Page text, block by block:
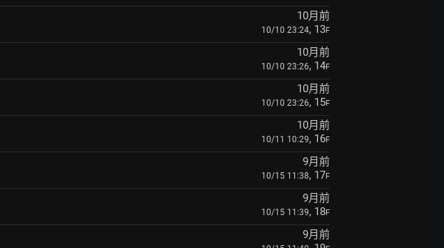
10月前
10/10 23:24, 13F
10月前
10/10 23:26, 14F
10月前
10/10 23:26, 15F
10月前
10/11 10:29, 16F
9月前
10/15 11:38, 17F
9月前
10/15 11:39, 18F
9月前